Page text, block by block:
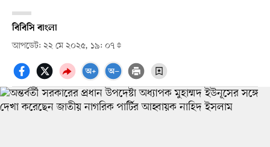
বিবিসি বাংলা
আপডেট: ২২ মে ২০২৫, ১৯: ০৭